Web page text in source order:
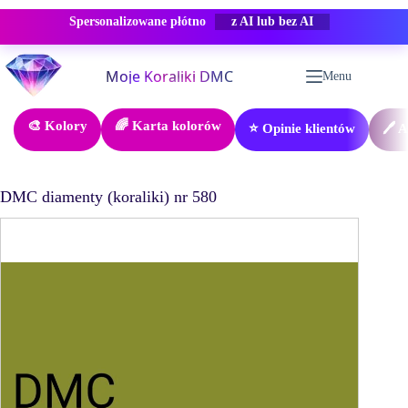
Spersonalizowane płótno -50% RABAT
Przejdź
do
treści
Menu
🎨 Kolory 🌈 Karta kolorów ⭐ Opinie klientów 🖊️
DMC diamenty (koraliki) nr 580